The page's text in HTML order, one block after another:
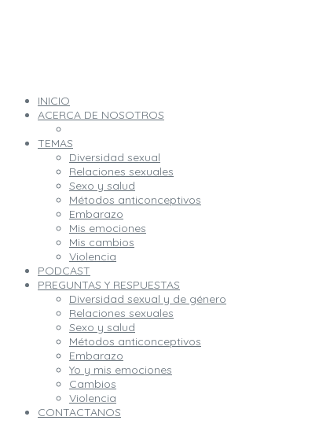
INICIO
ACERCA DE NOSOTROS
TEMAS
Diversidad sexual
Relaciones sexuales
Sexo y salud
Métodos anticonceptivos
Embarazo
Mis emociones
Mis cambios
Violencia
PODCAST
PREGUNTAS Y RESPUESTAS
Diversidad sexual y de género
Relaciones sexuales
Sexo y salud
Métodos anticonceptivos
Embarazo
Yo y mis emociones
Cambios
Violencia
CONTACTANOS